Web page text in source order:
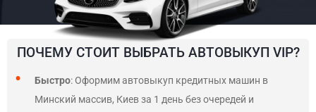
ПОЧЕМУ СТОИТ ВЫБРАТЬ АВТОВЫКУП VIP?
Быстро: Оформим автовыкуп кредитных машин в
Минский массив, Киев за 1 день без очередей и